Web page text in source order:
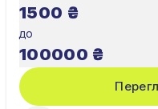
1500 ₴
до
100000 ₴